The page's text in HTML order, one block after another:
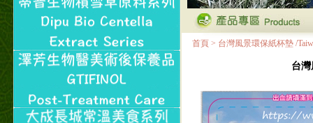
首頁 > 台灣風景環保紙杯墊 /
台灣